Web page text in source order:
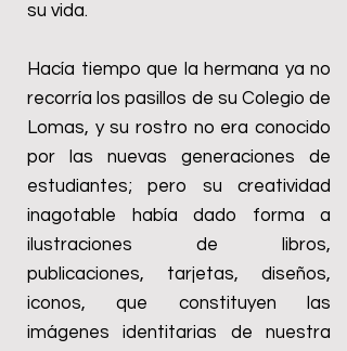
su vida.
Hacía tiempo que la hermana ya no
recorría los pasillos de su Colegio de
Lomas, y su rostro no era conocido
por las nuevas generaciones de
estudiantes; pero su creatividad
inagotable había dado forma a
ilustraciones de libros,
publicaciones, tarjetas, diseños,
iconos, que constituyen las
imágenes identitarias de nuestra